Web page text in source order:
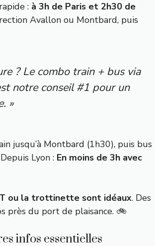
: à 3h de Paris et 2h30 de
Avallon ou Montbard, puis
? Le combo train + bus via
notre conseil #1 pour un
»
jusqu’à Montbard (1h30), puis bus
Lyon : En moins de 3h avec
ou la trottinette sont idéaux. Des
près du port de plaisance. 🚲
infos essentielles